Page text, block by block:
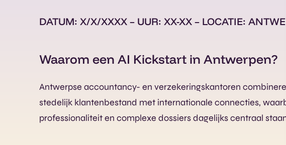
Events
DATUM: X/X/XXXX – UUR: XX-XX – LOCATIE:
Waarom een AI Kickstart in Antwerpen?
Antwerpse accountancy- en verzekeringskantoren
stedelijk klantenbestand met internationale connecties,
professionaliteit en complexe dossiers dagelijks centraal